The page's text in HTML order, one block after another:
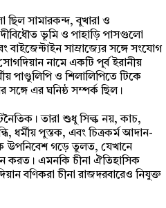
সামারকন্দ, বুখারা ও
ভূমি ও পাহাড়ি পাসগুলো
বাইজেন্টাইন সাম্রাজ্যের সঙ্গে সংযোগ
নামে একটি পূর্ব ইরানীয়
পাণ্ডুলিপি ও শিলালিপিতে টিকে
সঙ্গে এর ঘনিষ্ঠ সম্পর্ক ছিল।
তারা শুধু সিল্ক নয়, কাচ,
ধর্মীয় পুস্তক, এবং চিত্রকর্ম আদান-
উপনিবেশ গড়ে তুলত, যেখানে
করত। এমনকি চীনা ঐতিহাসিক
বণিকরা চীনা রাজদরবারেও নিযুক্ত